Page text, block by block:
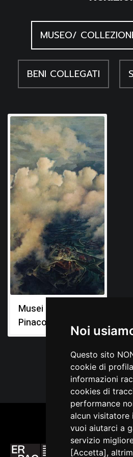
Noi
Questo sito
cookie di
informazioni
cookies di
performance
alcun visitatore
vuoi aiutarci a
servizio
[Accetta],
MUSEO/
BENI COLLEGATI
Musei Provinciali.
Pinacoteca